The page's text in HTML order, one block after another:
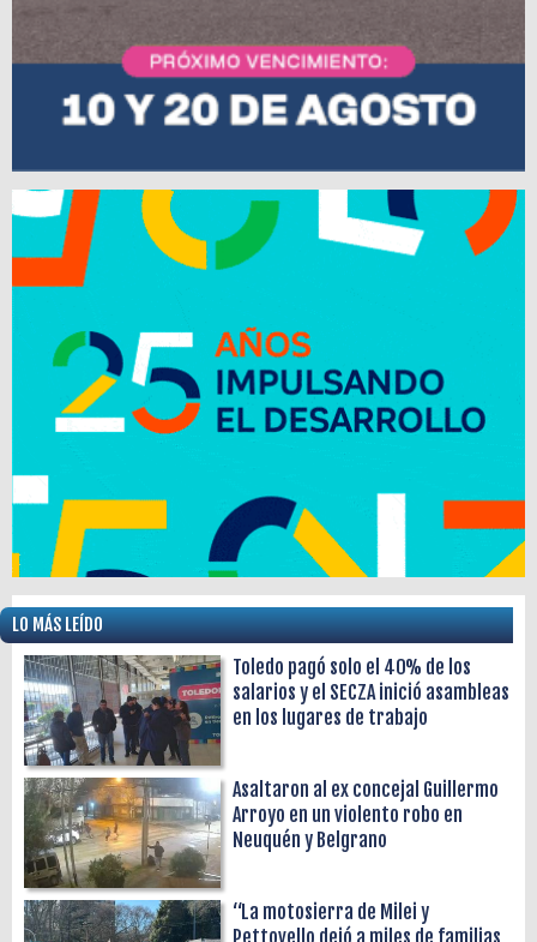
LO MÁS LEÍDO
Toledo pagó solo el 40% de los
salarios y el SECZA inició asambleas
en los lugares de trabajo
Asaltaron al ex concejal Guillermo
Arroyo en un violento robo en
Neuquén y Belgrano
“La motosierra de Milei y